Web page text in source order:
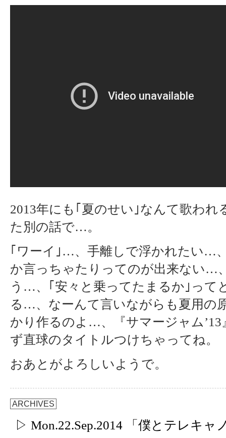
2013年にも｢夏のせい｣なんて歌われ
た別の話で…。
｢ワーイ｣…、手離しで浮かれたい…
か言っちゃたりってのが出来ない…
う…、｢安々と乗ってたまるか｣って
る…、なーんて言いながらも夏用の
かり作るのよ…、『サマージャム’13
ず直球のタイトルつけちゃってね。
おあとがよろしいようで。
ARCHIVES
▷ Mon.22.Sep.2014 「僕とテレキャ